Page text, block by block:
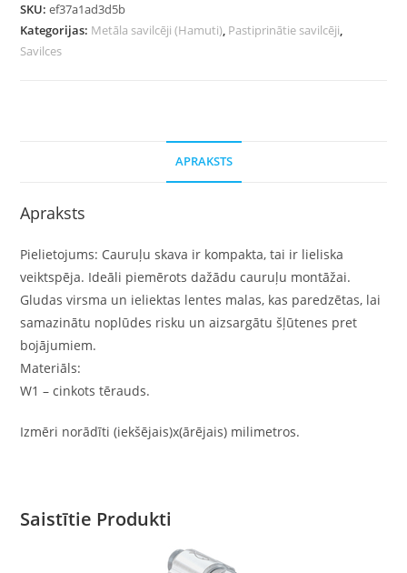
SKU:ef37a1ad3d5b
Kategorijas: Metāla savilcēji (Hamuti), Pastiprinātie savilcēji,
Savilces
APRAKSTS
Apraksts
Pielietojums: Cauruļu skava ir kompakta, tai ir lieliska
veiktspēja. Ideāli piemērots dažādu cauruļu montāžai.
Gludas virsma un ieliektas lentes malas, kas paredzētas, lai
samazinātu noplūdes risku un aizsargātu šļūtenes pret
bojājumiem.
Materiāls:
W1 – cinkots tērauds.
Izmēri norādīti (iekšējais)x(ārējais) milimetros.
Saistītie Produkti